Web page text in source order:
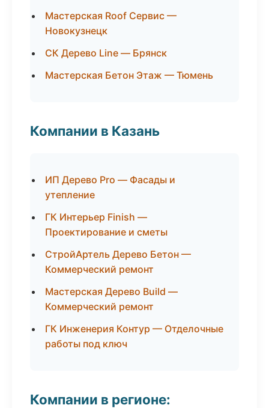
Мастерская Roof Сервис —
Новокузнецк
СК Дерево Line — Брянск
Мастерская Бетон Этаж — Тюмень
Компании в Казань
ИП Дерево Pro — Фасады и
утепление
ГК Интерьер Finish —
Проектирование и сметы
СтройАртель Дерево Бетон —
Коммерческий ремонт
Мастерская Дерево Build —
Коммерческий ремонт
ГК Инженерия Контур — Отделочные
работы под ключ
Компании в регионе: